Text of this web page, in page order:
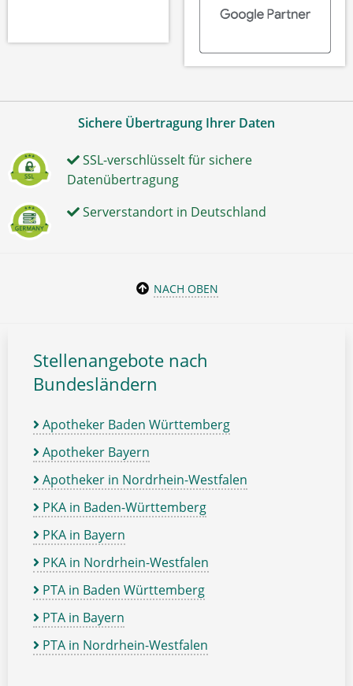
Sichere Übertragung Ihrer Daten
SSL-verschlüsselt für sichere
Datenübertragung
Serverstandort in Deutschland
NACH OBEN
Stellenangebote nach
Bundesländern
Apotheker Baden Württemberg
Apotheker Bayern
Apotheker in Nordrhein-Westfalen
PKA in Baden-Württemberg
PKA in Bayern
PKA in Nordrhein-Westfalen
PTA in Baden Württemberg
PTA in Bayern
PTA in Nordrhein-Westfalen